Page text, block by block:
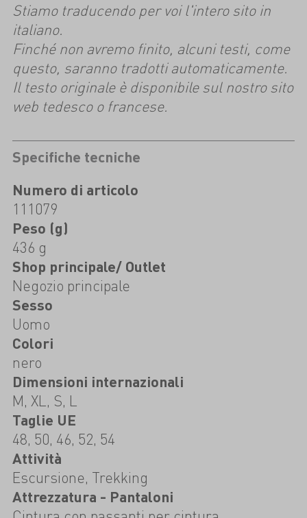
Stiamo traducendo per voi l'intero sito in
italiano.
Finché non avremo finito, alcuni testi, come
questo, saranno tradotti automaticamente.
Il testo originale è disponibile sul nostro sito
web tedesco o francese.
Specifiche tecniche
Numero di articolo
111079
Peso (g)
436 g
Shop principale/ Outlet
Negozio principale
Sesso
Uomo
Colori
nero
Dimensioni internazionali
M, XL, S, L
Taglie UE
48, 50, 46, 52, 54
Attività
Escursione, Trekking
Attrezzatura - Pantaloni